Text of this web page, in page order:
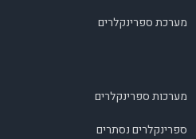
מערכת ספרינקלרים
מערכות ספרינקלרים
ספרינקלרים נסתרים